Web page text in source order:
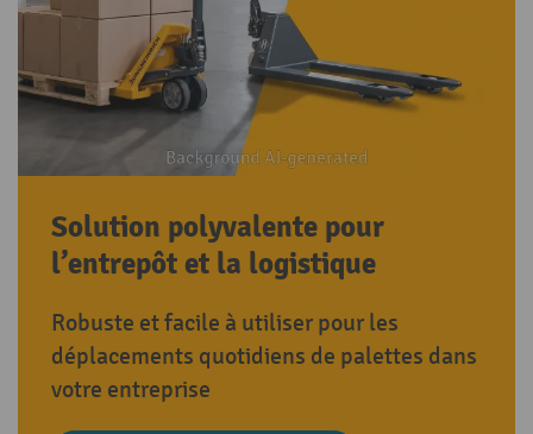
Solution polyvalente pour
l’entrepôt et la logistique
Robuste et facile à utiliser pour les
déplacements quotidiens de palettes dans
votre entreprise